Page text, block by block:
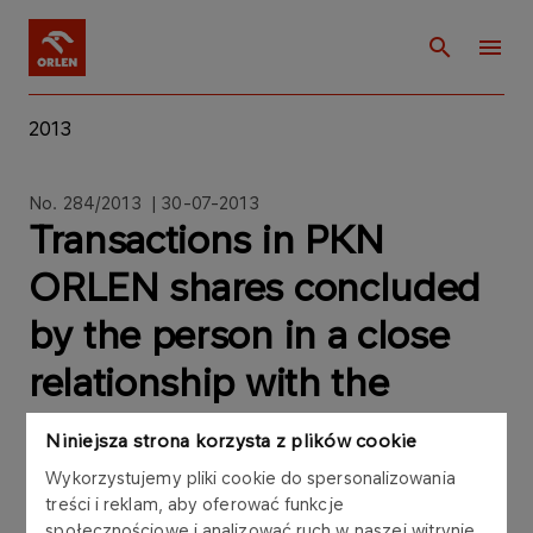
Niniejsza strona korzysta z plików cookie
Wykorzystujemy pliki cookie do spersonalizowania
treści i reklam, aby oferować funkcje
2013
No. 284/2013 | 30-07-2013
Transactions in PKN
ORLEN shares concluded
by the person in a close
relationship with the
member of the PKN
ORLEN Supervisory Board